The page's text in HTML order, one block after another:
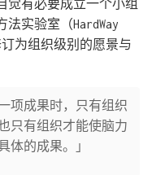
觉有必要成立一个小组
实验室（HardWay
为组织级别的愿景与
项成果时，只有组织
只有组织才能使脑力
体的成果。」